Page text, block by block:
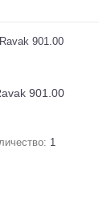
901.00
1